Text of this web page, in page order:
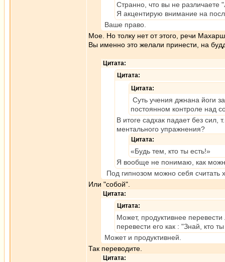
Странно, что вы не различаете
Я акцентирую внимание на
Ваше право.
Мое. Но толку нет от этого, речи
Вы именно это желали принести, на
Цитата:
Цитата:
Цитата:
Суть учения джнана йоги
постоянном контроле над
В итоге садхак падает без сил,
ментального упражнения?
Цитата:
«Будь тем, кто ты есть!»
Я вообще не понимаю, как
Под гипнозом можно себя считать
Или "собой".
Цитата:
Цитата:
Может, продуктивнее
перевести его как : "Знай, кто
Может и продуктивней.
Так переводите.
Цитата: